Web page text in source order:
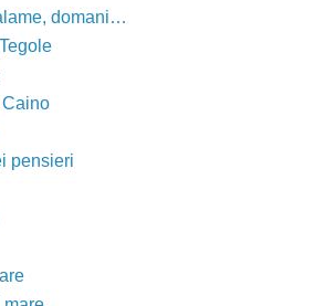
domani…
pensieri